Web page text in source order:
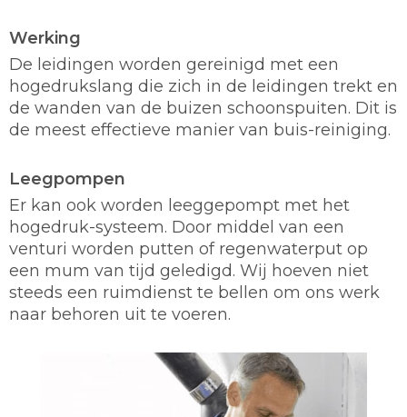
Werking
De leidingen worden gereinigd met een
hogedrukslang die zich in de leidingen trekt en
de wanden van de buizen schoonspuiten. Dit is
de meest effectieve manier van buis-reiniging.
Leegpompen
Er kan ook worden leeggepompt met het
hogedruk-systeem. Door middel van een
venturi worden putten of regenwaterput op
een mum van tijd geledigd. Wij hoeven niet
steeds een ruimdienst te bellen om ons werk
naar behoren uit te voeren.